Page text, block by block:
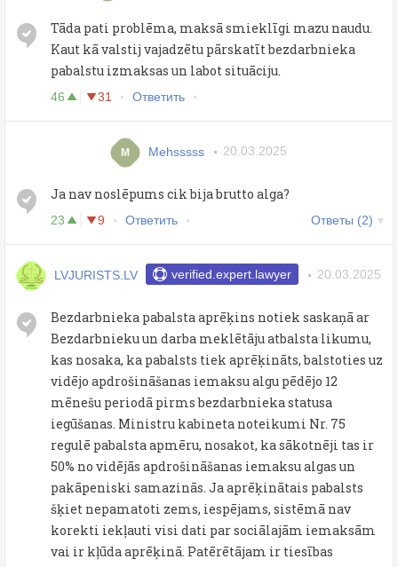
Tāda pati problēma, maksā smieklīgi mazu naudu.
Kaut kā valstij vajadzētu pārskatīt bezdarbnieka
pabalstu izmaksas un labot situāciju.
46 31 Ответить
M Mehsssss 20.03.2025
Ja nav noslēpums cik bija brutto alga?
23 9 Ответить Ответы (2)
LVJURISTS.LV verified.expert.lawyer 20.03.2025
Bezdarbnieka pabalsta aprēķins notiek saskaņā ar
Bezdarbnieku un darba meklētāju atbalsta likumu,
kas nosaka, ka pabalsts tiek aprēķināts, balstoties uz
vidējo apdrošināšanas iemaksu algu pēdējo 12
mēnešu periodā pirms bezdarbnieka statusa
iegūšanas. Ministru kabineta noteikumi Nr. 75
regulē pabalsta apmēru, nosakot, ka sākotnēji tas ir
50% no vidējās apdrošināšanas iemaksu algas un
pakāpeniski samazinās. Ja aprēķinātais pabalsts
šķiet nepamatoti zems, iespējams, sistēmā nav
korekti iekļauti visi dati par sociālajām iemaksām
vai ir kļūda aprēķinā. Patērētājam ir tiesības